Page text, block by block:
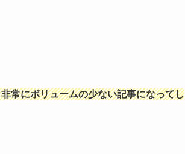
非常にボリュームの少ない記事になってし